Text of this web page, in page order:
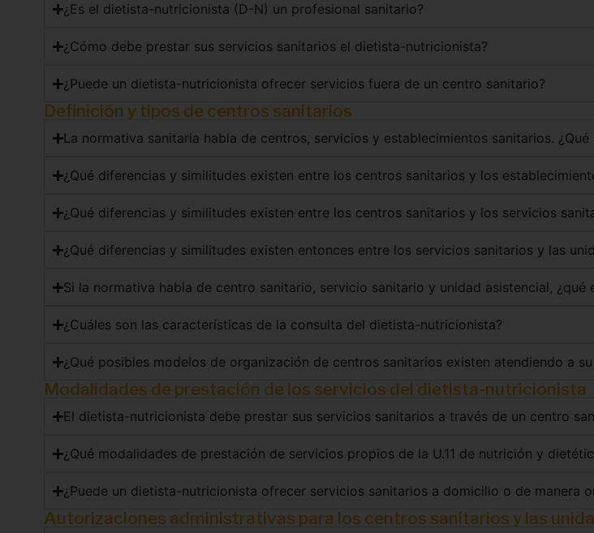
¿Es el dietista-nutricionista (D-N) un profesional sanitario?
¿Cómo debe prestar sus servicios sanitarios el dietista-nutricionista?
¿Puede un dietista-nutricionista ofrecer servicios fuera de un centro sanitario?
Definición y tipos de centros sanitarios
La normativa sanitaria habla de centros, servicios y establecimientos sanitarios.
¿Qué diferencias y similitudes existen entre los centros sanitarios y los
¿Qué diferencias y similitudes existen entre los centros sanitarios y los servicios
¿Qué diferencias y similitudes existen entonces entre los servicios sanitarios y las
Si la normativa habla de centro sanitario, servicio sanitario y unidad asistencial, ¿qué
¿Cuáles son las características de la consulta del dietista-nutricionista?
¿Qué posibles modelos de organización de centros sanitarios existen atendiendo a
Modalidades de prestación de los servicios del dietista-nutricionista
El dietista-nutricionista debe prestar sus servicios sanitarios a través de un centro
¿Qué modalidades de prestación de servicios propios de la U.11 de nutrición y
¿Puede un dietista-nutricionista ofrecer servicios sanitarios a domicilio o de manera
Autorizaciones administrativas para los centros sanitarios y las